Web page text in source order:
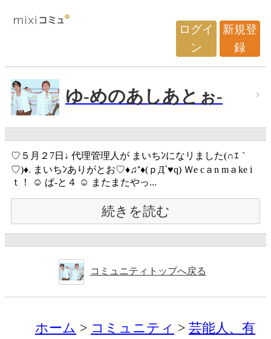
ログイ
ン
新規登
録
ゆ-めのあしあとぉ-
♡５月２7日↓ 代理管理人が まいちﾝになリました(∩ｴ｀
♡)♦. まいちﾝありがとお♡♦♫⁺♦(ｐД`♥q) Ｗe cａn mａke i
ｔ！ ☺ ぱ-と４ ☺ またまたやっ...
続きを読む
コミュニティトップへ戻る
ホーム コミュニティ
芸能人、有